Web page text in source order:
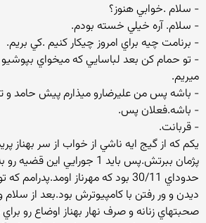
- سلام .خوابي هنوز؟
- سلام. آره خيلي خسته بودم.
- برنامت چيه براي امروز چيكار كنيم .كي بريم.
- تو حمام كن بعد لباسايي كه ميخواي بپوشيو
ميريم.
- باشه پس من عليرضارو ميذارم پيش حامد و تا 1 ساعت ديگه
- باشه.فعلان پس.
- قربانت.
يكم كه از گيج ايه ناشي از خواب از سر بهناز
پژمان ببرتش.پس بايد 1 جورايي اين قضيه رو به مهرناز ميگفت.
حدوداي 30/11 بود كه مهرناز
ديدن و ور رفتن با كامپيوترش بود.بعد از سلام
صحبتهاي زنانه و صرف نهار بهناز اوضاع رو